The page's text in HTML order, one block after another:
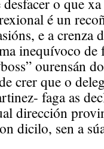
é un
e a crenza
inequívoco
ourensán
crer que o
faga as
dirección
dicilo, sen a